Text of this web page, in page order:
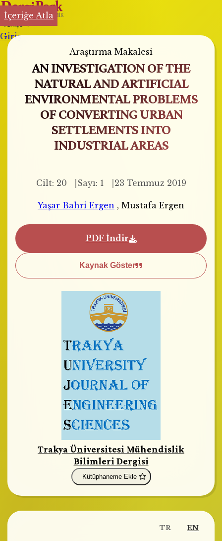
Türkçe
Giriş
Araştırma Makalesi
AN INVESTIGATION OF THE
NATURAL AND ARTIFICIAL
ENVIRONMENTAL PROBLEMS
OF CONVERTING URBAN
SETTLEMENTS INTO
INDUSTRIAL AREAS
Cilt: 20 Sayı: 1 23 Temmuz 2019
Yaşar Bahri Ergen , Mustafa Ergen
PDF İndir
Kaynak Göster
Trakya Üniversitesi Mühendislik
Bilimleri Dergisi
Kütüphaneme Ekle
İçeriğe Atla
TR EN